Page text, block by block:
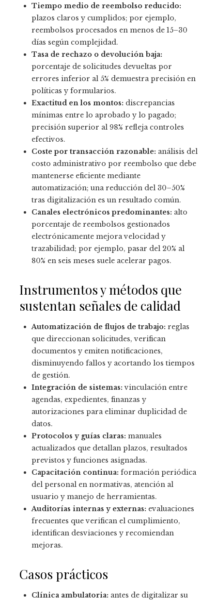
Tiempo medio de reembolso reducido:
plazos claros y cumplidos; por ejemplo,
reembolsos procesados en menos de 15–30
días según complejidad.
Tasa de rechazo o devolución baja:
porcentaje de solicitudes devueltas por
errores inferior al 5% demuestra precisión en
políticas y formularios.
Exactitud en los montos: discrepancias
mínimas entre lo aprobado y lo pagado;
precisión superior al 98% refleja controles
efectivos.
Coste por transacción razonable: análisis del
costo administrativo por reembolso que debe
mantenerse eficiente mediante
automatización; una reducción del 30–50%
tras digitalización es un resultado común.
Canales electrónicos predominantes: alto
porcentaje de reembolsos gestionados
electrónicamente mejora velocidad y
trazabilidad; por ejemplo, pasar del 20% al
80% en seis meses suele acelerar pagos.
Instrumentos y métodos que
sustentan señales de calidad
Automatización de flujos de trabajo: reglas
que direccionan solicitudes, verifican
documentos y emiten notificaciones,
disminuyendo fallos y acortando los tiempos
de gestión.
Integración de sistemas: vinculación entre
agendas, expedientes, finanzas y
autorizaciones para eliminar duplicidad de
datos.
Protocolos y guías claras: manuales
actualizados que detallan plazos, resultados
previstos y funciones asignadas.
Capacitación continua: formación periódica
del personal en normativas, atención al
usuario y manejo de herramientas.
Auditorías internas y externas: evaluaciones
frecuentes que verifican el cumplimiento,
identifican desviaciones y recomiendan
mejoras.
Casos prácticos
Clínica ambulatoria: antes de digitalizar su